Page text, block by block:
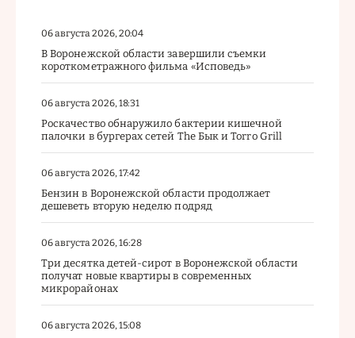
06 августа 2026, 20:04
В Воронежской области завершили съемки
короткометражного фильма «Исповедь»
06 августа 2026, 18:31
Роскачество обнаружило бактерии кишечной
палочки в бургерах сетей The Бык и Torro Grill
06 августа 2026, 17:42
Бензин в Воронежской области продолжает
дешеветь вторую неделю подряд
06 августа 2026, 16:28
Три десятка детей-сирот в Воронежской области
получат новые квартиры в современных
микрорайонах
06 августа 2026, 15:08